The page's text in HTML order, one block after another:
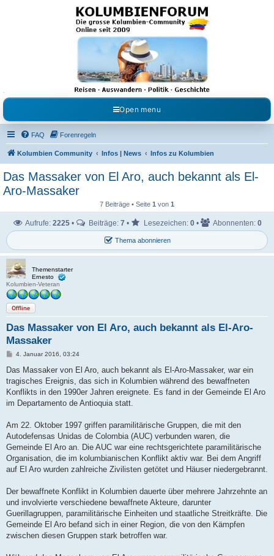
Kolumbienforum - Das
grosse Forum der
Freunde Kolumbiens
Reisen, Auswandern, Kultur, Politik, Geschichte und Visum in Kolumbien und Venezuela.
Austausch, Erfahrungen und Gemeinschaft im Kolumbienforum
Open menu
FAQ Forenregeln
Kolumbien Community Infos | News Infos zu Kolumbien
Das Massaker von El Aro, auch bekannt als El-
Aro-Massaker
7 Beiträge • Seite 1 von 1
Thema abonnieren
Aufrufe: 2225• Beiträge: 7 • Lesezeichen: 0• Abonnenten: 0
Themenstarter
Ernesto
Kolumbien-Veteran
Offline
Das Massaker von El Aro, auch bekannt als El-Aro-
Massaker
B
i
r
a
4. Januar 2016, 03:24
Das Massaker von El Aro, auch bekannt als El-Aro-Massaker, war ein
tragisches Ereignis, das sich in Kolumbien während des bewaffneten
Konflikts in den 1990er Jahren ereignete. Es fand in der Gemeinde El Aro
im Departamento de Antioquia statt.
Am 22. Oktober 1997 griffen paramilitärische Gruppen, die mit den
Autodefensas Unidas de Colombia (AUC) verbunden waren, die
Gemeinde El Aro an. Die AUC war eine rechtsgerichtete paramilitärische
Organisation, die im kolumbianischen Konflikt aktiv war. Bei dem Angriff
auf El Aro wurden zahlreiche Zivilisten getötet und Häuser niedergebrannt.
Der bewaffnete Konflikt in Kolumbien dauerte über mehrere Jahrzehnte an
und involvierte verschiedene bewaffnete Akteure, darunter
Guerillagruppen, paramilitärische Einheiten und staatliche Streitkräfte. Die
Gemeinde El Aro befand sich in einer Region, die von den Kämpfen
zwischen diesen Gruppen stark betroffen war.